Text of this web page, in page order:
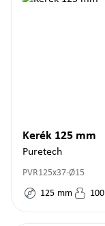
Kerék 125 mm
Puretech
PVR125x37-Ø15
125 mm 100